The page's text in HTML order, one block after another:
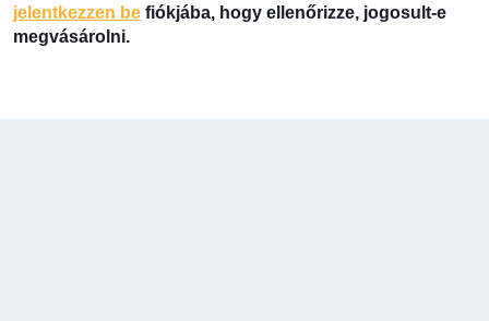
jelentkezzen be fiókjába, hogy ellenőrizze, jogosult-e
megvásárolni.